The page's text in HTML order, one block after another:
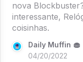
nova
interessante,
coisinhas.
Daily Muffin 🧁
04/20/2022